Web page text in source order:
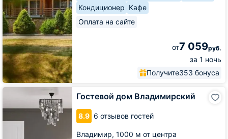
Кондиционер Кафе
Оплата на сайте
от7 059руб.
за 1 ночь
Получите353 бонуса
Гостевой дом Владимирский
8.9 6 отзывов гостей
Владимир, 1000 м от центра
Гостевой
Владимирский